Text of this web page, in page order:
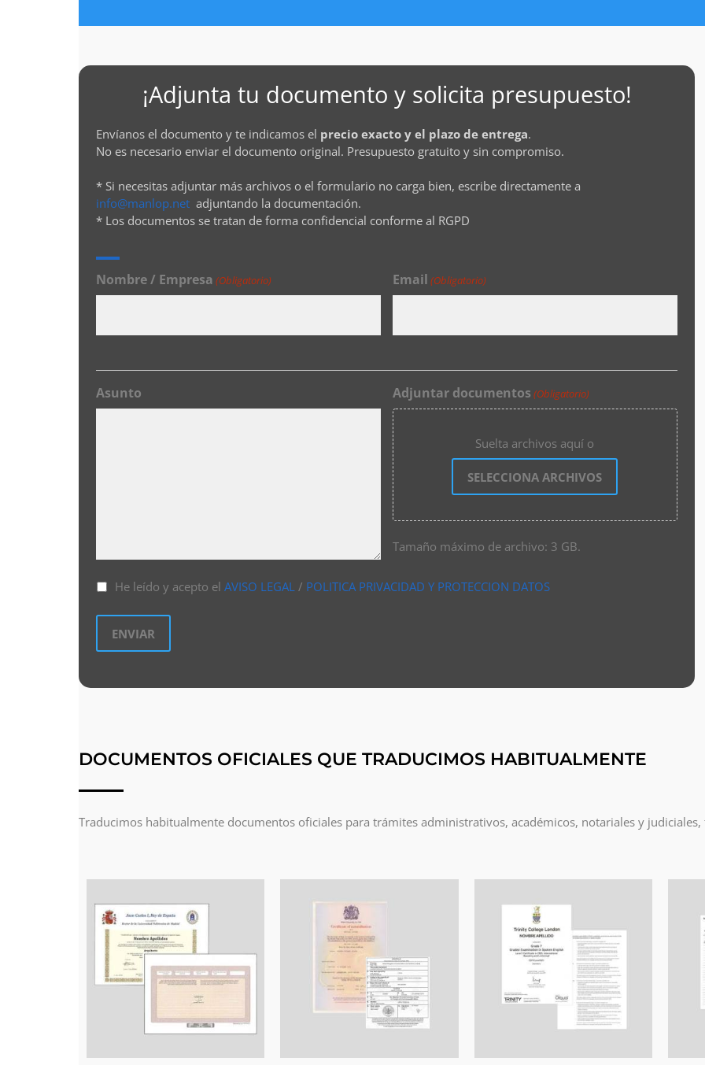
¡Adjunta tu documento y solicita presupuesto!
Envíanos el documento y te indicamos el precio exacto y el plazo de entrega.
No es necesario enviar el documento original. Presupuesto gratuito y sin compromiso.
* Si necesitas adjuntar más archivos o el formulario no carga bien, escribe directamente a
info@manlop.net adjuntando la documentación.
* Los documentos se tratan de forma confidencial conforme al RGPD
Nombre / Empresa (Obligatorio) Email (Obligatorio)
Asunto Adjuntar documentos (Obligatorio)
Suelta archivos aquí o
SELECCIONA ARCHIVOS
Tamaño máximo de archivo: 3 GB.
He leído y acepto el AVISO LEGAL/ POLITICA PRIVACIDAD Y PROTECCION DATOS
DOCUMENTOS OFICIALES QUE TRADUCIMOS HABITUALMENTE
Traducimos habitualmente documentos oficiales para trámites administrativos, académicos, notariales y